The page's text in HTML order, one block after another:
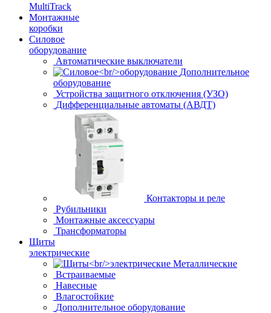
MultiTrack
Монтажные
коробки
Силовое
оборудование
Автоматические выключатели
Дополнительное
оборудование
Устройства защитного отключения (УЗО)
Дифференциальные автоматы (АВДТ)
Контакторы и реле
Рубильники
Монтажные аксессуары
Трансформаторы
Щиты
электрические
Металлические
Встраиваемые
Навесные
Влагостойкие
Дополнительное оборудование